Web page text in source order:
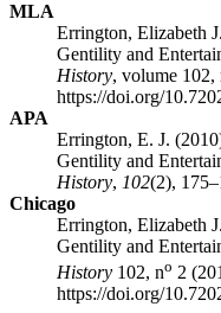
MLA
Errington, Elizabeth
Gentility and
History, volume 102,
https://doi.org/
APA
Errington, E. J.
Gentility and
History, 102(2),
Chicago
Errington, Elizabeth
Gentility and
History 102, no 2
https://doi.org/